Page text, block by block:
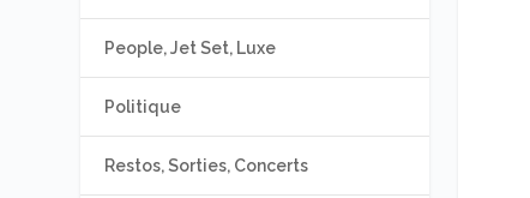
People, Jet Set, Luxe
Politique
Restos, Sorties, Concerts